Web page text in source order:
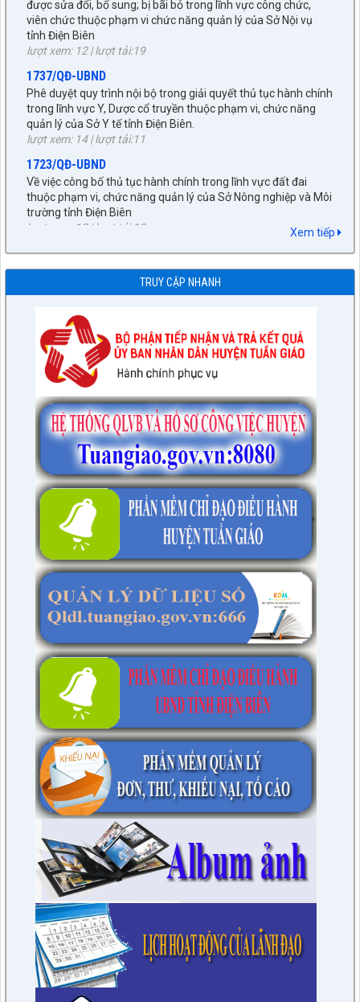
tỉnh Điện Biên
lượt xem: 12 | lượt tải:19
1737/QĐ-UBND
trong lĩnh vực Y, Dược cổ truyền thuộc phạm vi, chức năng
quản lý của Sở Y tế tỉnh Điện Biên.
lượt xem: 14 | lượt tải:11
1723/QĐ-UBND
thuộc phạm vi, chức năng quản lý của Sở Nông nghiệp và Môi
trường tỉnh Điện Biên
lượt xem: 13 | lượt tải:12
1723/QĐ-UBND
DANH MỤC THỦ TỤC HÀNH CHÍNH TRONG LĨNH VỰC ĐẤT ĐAI
THUỘC PHẠM VI, CHỨC NĂNG QUẢN LÝ CỦA SỞ NÔNG
NGHIỆP VÀ MÔI TRƯỜNG TỈNH ĐIỆN BIÊN
NỘI DUNG CỤ THỂ THỦ TỤC HÀNH CHÍNH TRONG LĨNH VỰC
ĐẤT ĐAI THUỘC PHẠM VI, CHỨC NĂNG QUẢN LÝ CỦA SỞ
NÔNG NGHIỆP VÀ MÔI TRƯỜNG TỈNH ĐIỆN BIÊN
lượt xem: 15 | lượt tải:17
1709/QĐ-UBND
Về việc công bố Danh mục thủ tục hành chính được sửa đổi,
bổ sung; bị bãi bỏ trong lĩnh vực Đăng kiểm thuộc phạm vi
chức năng quản lý của Sở Xây dựng tỉnh Điện Biên
lượt xem: 20 | lượt tải:17
1705/QĐ-UBND
Phê duyệt quy trình nội bộ trong giải quyết thủ tục hành chính
được sửa đổi, bổ sung trong lĩnh vực Phòng bệnh, Dược phẩm
thuộc phạm vi, chức năng quản lý của Sở Y tế tỉnh Điện Biên
lượt xem: 17 | lượt tải:16
1702/QĐ-UBND
Về việc công bố Danh mục thủ tục hành chính và quy trình nội
bộ giải quyết thủ tục hành chính mới ban hành trong lĩnh vực
Giáo dục và đào tạo thuộc hệ thống giáo dục quốc dân thuộc
phạm vi, chức năng quản lý của Sở Giáo dục và Đào tạo tỉnh
Điện Biên
lượt xem: 17 | lượt tải:11
1701/QĐ-UBND
Phê duyệt Quy trình nội bộ giải quyết thủ tục hành chính
trong lĩnh vực Viên chức thuộc phạm vi, chức năng quản lý
Nhà nước của Sở Nội vụ tỉnh Điện Biên
lượt xem: 21 | lượt tải:11
1682/QĐ-UBND
Về việc công bố Danh mục thủ tục hành chính được sửa đổi,
bổ sung trong lĩnh vực an toàn bức xạ và hạt nhân thuộc
phạm vi chức năng quản lý của Sở Khoa học và Công nghệ
tỉnh Điện Biên
lượt xem: 19 | lượt tải:11
1681/QĐ-UBND
Phê duyệt Quy trình nội bộ trong giải quyết thủ tục hành
chính các lĩnh vực Thông tin, báo chí nước ngoài tại Việt Nam;
Văn phòng đại diện của các tổ chức hợp tác, nghiên cứu nước
ngoài tại Việt Nam thuộc phạm vi, chức năng quản lý của Sở
Ngoại vụ tỉ
lượt xem: 18 | lượt tải:9
Xem tiếp
TRUY CẬP NHANH